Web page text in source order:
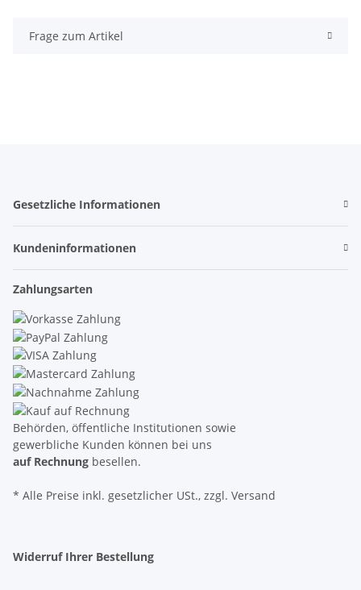
Frage zum Artikel
Gesetzliche Informationen
Kundeninformationen
Zahlungsarten
Behörden, öffentliche Institutionen sowie
gewerbliche Kunden können bei uns
auf Rechnung besellen.
* Alle Preise inkl. gesetzlicher USt., zzgl. Versand
Widerruf Ihrer Bestellung